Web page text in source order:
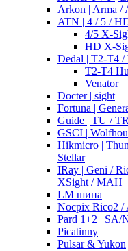
Arkon | Arma /
ATN | 4 / 5 /
4/5 X-
HD X-
Dedal | T2-T4 /
T2-T4
Venator
Docter | sight
Fortuna |
Guide | TU /
GSCI |
Hikmicro |
Stellar
IRay | Geni /
XSight / MAH
LM шина
Nocpix Rico2 /
Pard 1+2 | SA/
Picatinny
Pulsar & Yukon